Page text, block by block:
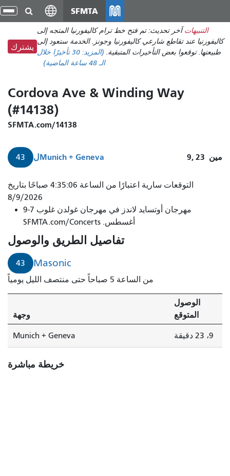
انتقل
إلى
المحتوى
الرئيسي
SFMTA
التنبيهات آخر تحديث: تم فتح خط ترام كاليفورنيا المتجه إلى
كاليفورنيا عند تقاطع شارعي كاليفورنيا وجونز. الخدمة ستعود إلى
طبيعتها. توقعوا بعض التأخيرات المتبقية. (المزيد: 30 تأخيرًا
خلال
الـ 48 ساعة الماضية)
يشترك
Cordova Ave & Winding Way
(#14138)
SFMTA.com/14138
43 لMunich + Geneva 9, 23 مين
التوقعات سارية اعتبارًا من الساعة 4:35:06 صباحًا بتاريخ
8/9/2026
مهرجان أوتسايد لاندز في مهرجان غولدن غلوب 7-9
أغسطس. SFMTA.com/Concerts
تفاصيل الطريق والوصول
43 Masonic
من الساعة 5 صباحاً حتى منتصف الليل يومياً
وجهة
الوصول
المتوقع
Munich + Geneva 9، 23 دقيقة
خريطة مباشرة